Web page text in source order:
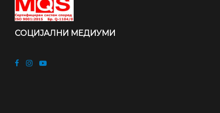
СОЦИЈАЛНИ МЕДИУМИ